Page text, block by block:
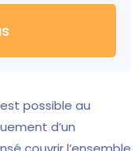
possible au
d’un